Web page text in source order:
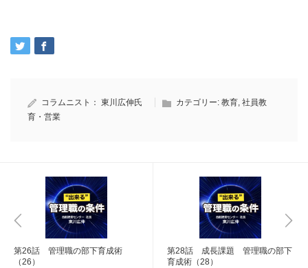
コラムニスト： 東川広伸氏 カテゴリー: 教育, 社員教
育・営業
第26話 管理職の部下育成術
（26）
第28話 成長課題 管理職の部下
育成術（28）